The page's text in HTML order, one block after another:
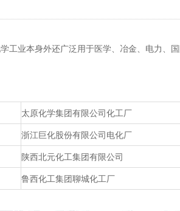
工业本身外还广泛用于医学、冶金、电力、
太原化学集团有限公司化工厂
浙江巨化股份有限公司电化厂
陕西北元化工集团有限公司
鲁西化工集团聊城化工厂